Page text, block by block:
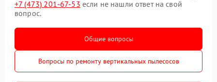
+7 (473) 201-67-53 если не нашли ответ на свой
вопрос.
Общие вопросы
Вопросы по ремонту вертикальных пылесосов